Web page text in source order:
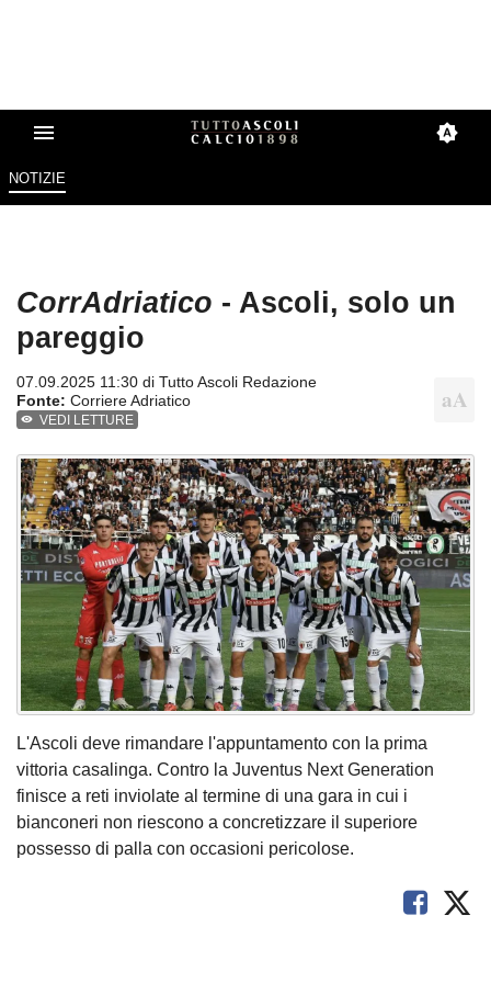
NOTIZIE
CorrAdriatico - Ascoli, solo un
pareggio
07.09.2025 11:30 di Tutto Ascoli Redazione
Fonte: Corriere Adriatico
VEDI LETTURE
L'Ascoli deve rimandare l'appuntamento con la prima
vittoria casalinga. Contro la Juventus Next Generation
finisce a reti inviolate al termine di una gara in cui i
bianconeri non riescono a concretizzare il superiore
possesso di palla con occasioni pericolose.